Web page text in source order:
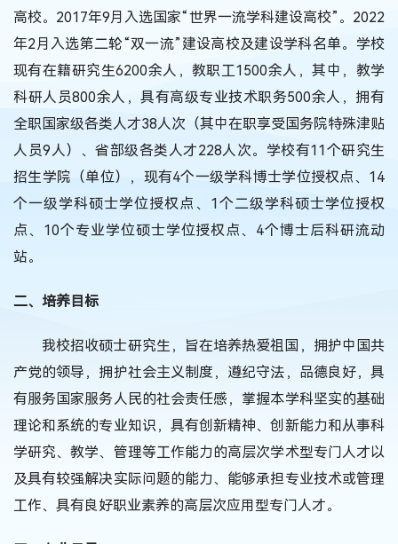
高校。2017年9月入选国家“世界一流学科建设高校”。2022
年2月入选第二轮“双一流”建设高校及建设学科名单。学校
现有在籍研究生6200余人，教职工1500余人，其中，教学
科研人员800余人，具有高级专业技术职务500余人，拥有
全职国家级各类人才38人次（其中在职享受国务院特殊津贴
人员9人）、省部级各类人才228人次。学校有11个研究生
招生学院（单位），现有4个一级学科博士学位授权点、14
个一级学科硕士学位授权点、1个二级学科硕士学位授权
点、10个专业学位硕士学位授权点、4个博士后科研流动
站。
二、培养目标
我校招收硕士研究生，旨在培养热爱祖国，拥护中国共
产党的领导，拥护社会主义制度，遵纪守法，品德良好，具
有服务国家服务人民的社会责任感，掌握本学科坚实的基础
理论和系统的专业知识，具有创新精神、创新能力和从事科
学研究、教学、管理等工作能力的高层次学术型专门人才以
及具有较强解决实际问题的能力、能够承担专业技术或管理
工作、具有良好职业素养的高层次应用型专门人才。